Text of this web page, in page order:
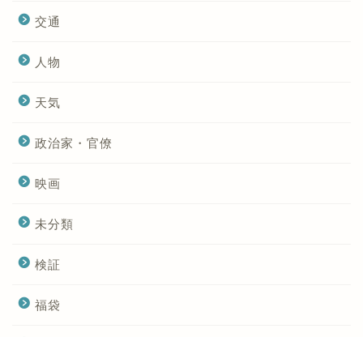
交通
人物
天気
政治家・官僚
映画
未分類
検証
福袋